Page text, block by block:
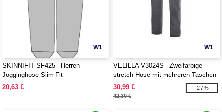
W1
SKINNIFIT SF425 - Herren-
Jogginghose Slim Fit
20,63 €
W1
VELILLA V3024S - Zweifarbige
stretch-Hose mit mehreren Taschen
30,99 €
42,30 €
-27%